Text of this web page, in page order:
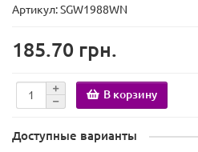
Артикул: SGW1988WN
185.70 грн.
В корзину
Доступные варианты